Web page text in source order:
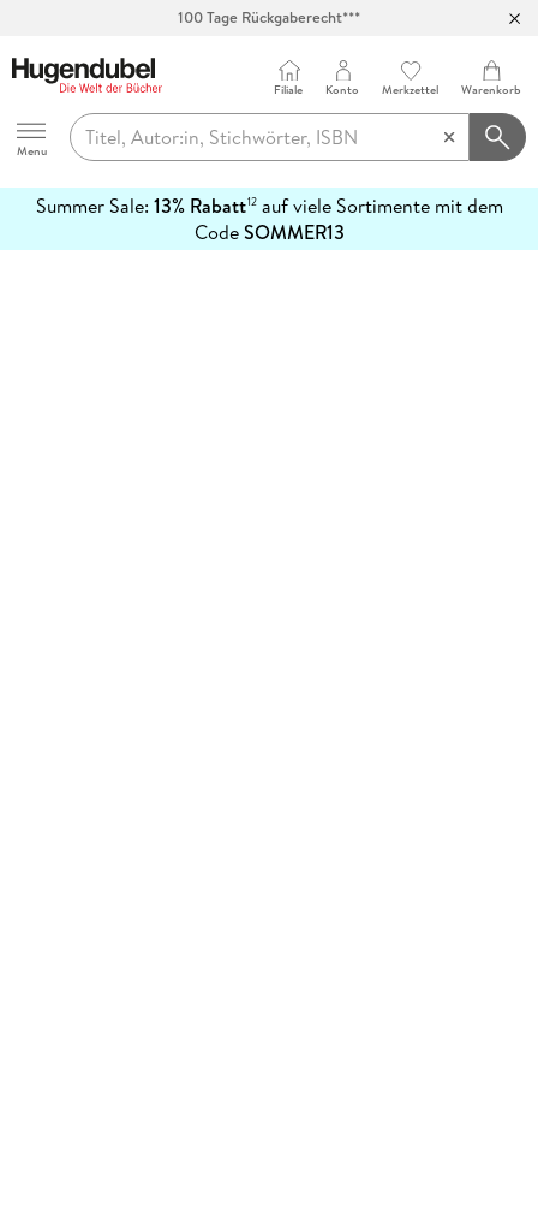
100 Tage Rückgaberecht***
Hugendubel
Menu
Filiale Konto Merkzettel Warenkorb
Summer Sale: 13% Rabatt12auf viele Sortimente mit dem
CodeSOMMER13
erfahren